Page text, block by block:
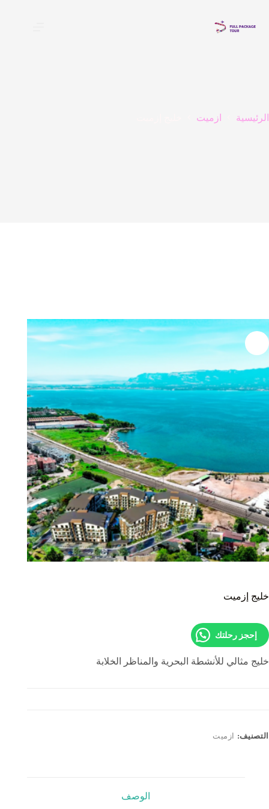
المحتوى
الرئيسية ازميت
خليج إزميت
إحجز رحلتك
خليج مثالي للأنشطة البحرية والمناظر الخلابة
التصنيف: ازميت
الوصف